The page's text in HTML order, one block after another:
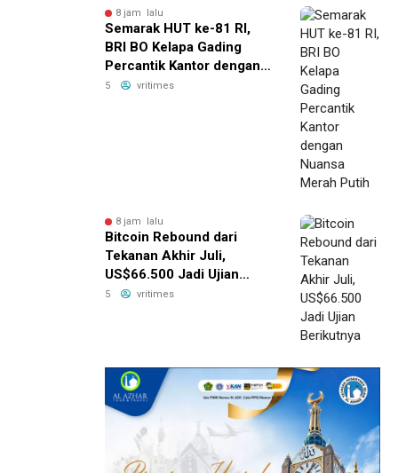
8 jam lalu
Semarak HUT ke-81 RI,
BRI BO Kelapa Gading
Percantik Kantor dengan
Nuansa Merah Putih
5 vritimes
8 jam lalu
Bitcoin Rebound dari
Tekanan Akhir Juli,
US$66.500 Jadi Ujian
Berikutnya
5 vritimes